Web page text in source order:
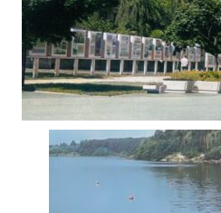
ПОЛІТИЧНА АГІТАЦІЯ В